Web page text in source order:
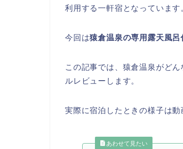
利用する一軒宿となっています
今回は猿倉温泉の専用露天風呂
この記事では、猿倉温泉がど
ルレビューします。
実際に宿泊したときの様子は
あわせて見たい